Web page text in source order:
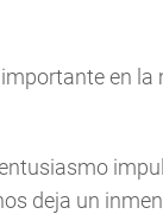
en la
deja un